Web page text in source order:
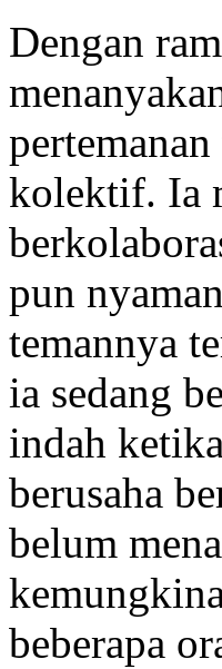
Dengan
kolektif. Ia
pun
temannya
ia sedang
indah
berusaha
belum
beberapa